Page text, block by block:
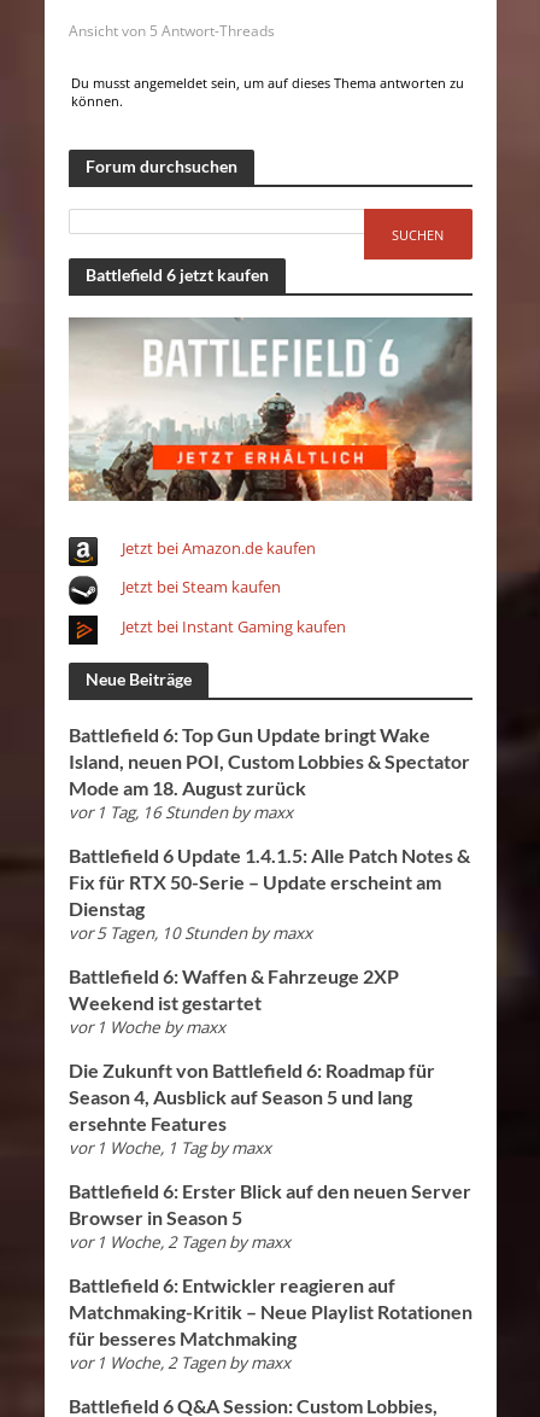
Ansicht von 5 Antwort-Threads
Du musst angemeldet sein, um auf dieses Thema antworten zu
können.
Forum durchsuchen
Battlefield 6 jetzt kaufen
Jetzt bei Amazon.de kaufen
Jetzt bei Steam kaufen
Jetzt bei Instant Gaming kaufen
Neue Beiträge
Battlefield 6: Top Gun Update bringt Wake
Island, neuen POI, Custom Lobbies & Spectator
Mode am 18. August zurück
vor 1 Tag, 16 Stunden bymaxx
Battlefield 6 Update 1.4.1.5: Alle Patch Notes &
Fix für RTX 50-Serie – Update erscheint am
Dienstag
vor 5 Tagen, 10 Stunden bymaxx
Battlefield 6: Waffen & Fahrzeuge 2XP
Weekend ist gestartet
vor 1 Woche bymaxx
Die Zukunft von Battlefield 6: Roadmap für
Season 4, Ausblick auf Season 5 und lang
ersehnte Features
vor 1 Woche, 1 Tag bymaxx
Battlefield 6: Erster Blick auf den neuen Server
Browser in Season 5
vor 1 Woche, 2 Tagen bymaxx
Battlefield 6: Entwickler reagieren auf
Matchmaking-Kritik – Neue Playlist Rotationen
für besseres Matchmaking
vor 1 Woche, 2 Tagen bymaxx
Battlefield 6 Q&A Session: Custom Lobbies,